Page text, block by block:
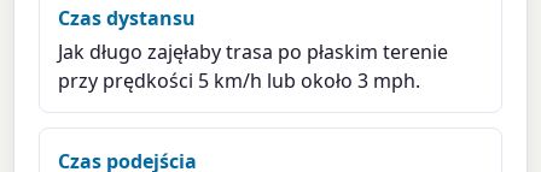
Czas dystansu
Jak długo zajęłaby trasa po płaskim terenie
przy prędkości 5 km/h lub około 3 mph.
Czas podejścia